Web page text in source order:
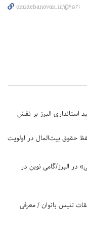
omidebanovan.ir/@4521
استانداری البرز بر نقش
حقوق بیت‌المال در اولویت
در البرز/گامی نوین در
تنیس بانوان / معرفی